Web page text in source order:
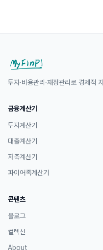
투자·비용관리·재정관리로 경제적
금융계산기
투자계산기
대출계산기
저축계산기
파이어족계산기
콘텐츠
블로그
컬렉션
About